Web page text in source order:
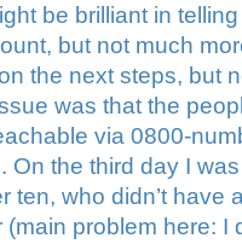
be brilliant in
but not much
the next steps, but
was that the
via 0800-
On the third day I
ten, who didn’t have
problem here: I